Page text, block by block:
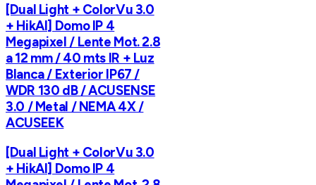
[Dual Light + ColorVu 3.0
+ HikAI] Domo IP 4
Megapixel / Lente Mot. 2.8
a 12 mm / 40 mts IR + Luz
Blanca / Exterior IP67 /
WDR 130 dB / ACUSENSE
3.0 / Metal / NEMA 4X /
ACUSEEK
[Dual Light + ColorVu 3.0
+ HikAI] Domo IP 4